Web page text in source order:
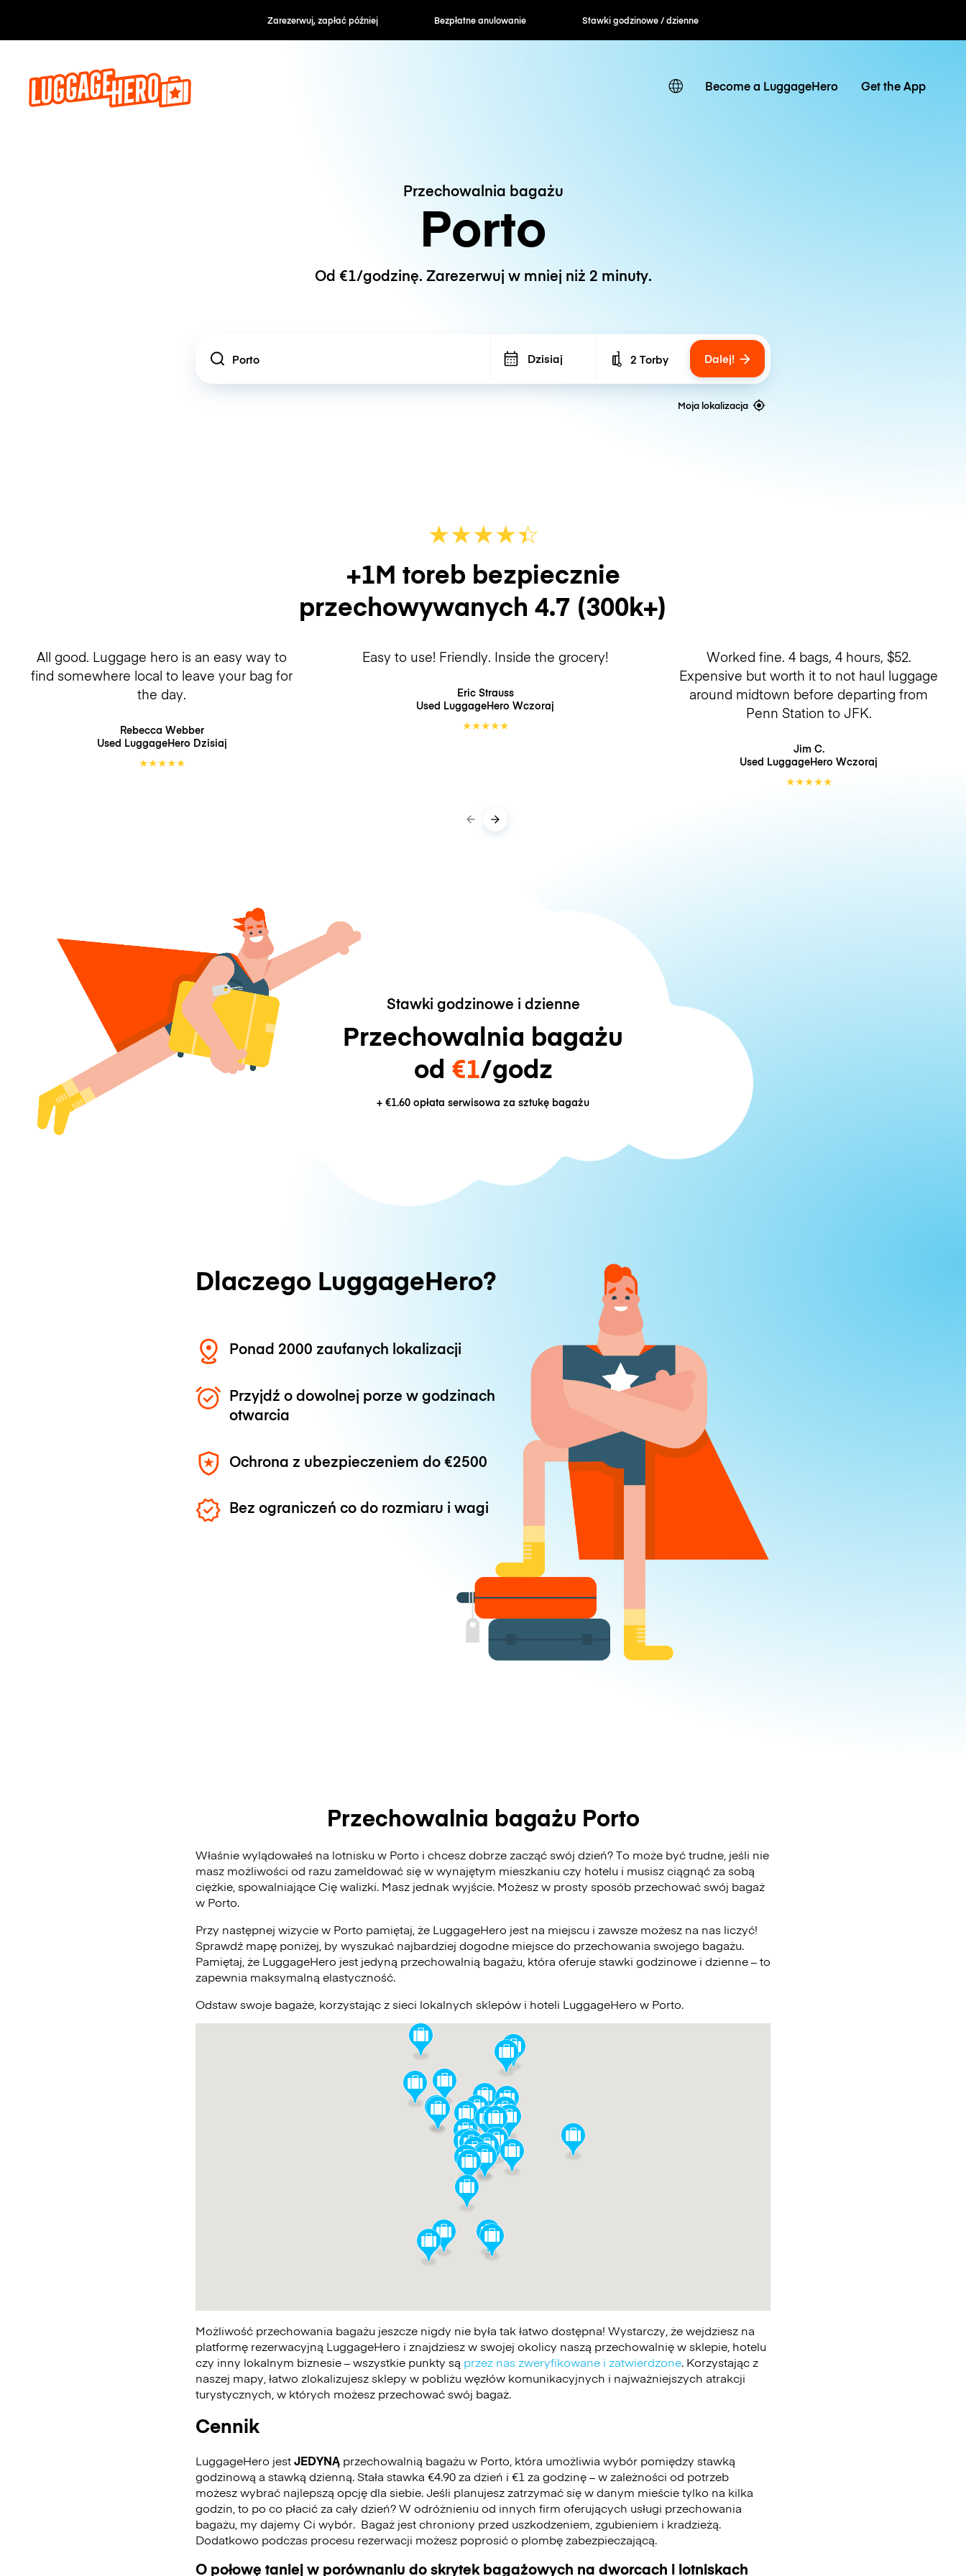
Zarezerwuj, zapłać później Bezpłatne anulowanie Stawki godzinowe / dzienne
Become a LuggageHero Get the App
Przechowalnia bagażu
Porto
Od €1/godzinę. Zarezerwuj w mniej niż 2 minuty.
Location Dzisiaj Number of bags
2 Torby Dalej!
Moja lokalizacja
★★★★☆
★
+1M toreb bezpiecznie
przechowywanych 4.7 (300k+)
All good. Luggage hero is an easy way to
find somewhere local to leave your bag for
the day.
Rebecca Webber
Used LuggageHero Dzisiaj
★★★★★
Easy to use! Friendly. Inside the grocery!
Eric Strauss
Used LuggageHero Wczoraj
★★★★★
Worked fine. 4 bags, 4 hours, $52.
Expensive but worth it to not haul luggage
around midtown before departing from
Penn Station to JFK.
Jim C.
Used LuggageHero Wczoraj
★★★★★
Stawki godzinowe i dzienne
Przechowalnia bagażu
od €1/godz
+ €1.60 opłata serwisowa za sztukę bagażu
Dlaczego LuggageHero?
Ponad 2000 zaufanych lokalizacji
Przyjdź o dowolnej porze w godzinach
otwarcia
Ochrona z ubezpieczeniem do €2500
Bez ograniczeń co do rozmiaru i wagi
Przechowalnia bagażu Porto
Właśnie wylądowałeś na lotnisku w Porto i chcesz dobrze zacząć swój dzień? To może być trudne, jeśli nie
masz możliwości od razu zameldować się w wynajętym mieszkaniu czy hotelu i musisz ciągnąć za sobą
ciężkie, spowalniające Cię walizki. Masz jednak wyjście. Możesz w prosty sposób przechować swój bagaż
w Porto.
Przy następnej wizycie w Porto pamiętaj, że LuggageHero jest na miejscu i zawsze możesz na nas liczyć!
Sprawdź mapę poniżej, by wyszukać najbardziej dogodne miejsce do przechowania swojego bagażu.
Pamiętaj, że LuggageHero jest jedyną przechowalnią bagażu, która oferuje stawki godzinowe i dzienne – to
zapewnia maksymalną elastyczność.
Odstaw swoje bagaże, korzystając z sieci lokalnych sklepów i hoteli LuggageHero w Porto.
Możliwość przechowania bagażu jeszcze nigdy nie była tak łatwo dostępna! Wystarczy, że wejdziesz na
platformę rezerwacyjną LuggageHero i znajdziesz w swojej okolicy naszą przechowalnię w sklepie, hotelu
czy inny lokalnym biznesie – wszystkie punkty są przez nas zweryfikowane i zatwierdzone. Korzystając z
naszej mapy, łatwo zlokalizujesz sklepy w pobliżu węzłów komunikacyjnych i najważniejszych atrakcji
turystycznych, w których możesz przechować swój bagaż.
Cennik
LuggageHero jestJEDYNĄ przechowalnią bagażu w Porto, która umożliwia wybór pomiędzy stawką
godzinową a stawką dzienną. Stała stawka €4.90 za dzień i €1 za godzinę – w zależności od potrzeb
możesz wybrać najlepszą opcję dla siebie. Jeśli planujesz zatrzymać się w danym mieście tylko na kilka
godzin, to po co płacić za cały dzień? W odróżnieniu od innych firm oferujących usługi przechowania
bagażu, my dajemy Ci wybór. Bagaż jest chroniony przed uszkodzeniem, zgubieniem i kradzieżą.
Dodatkowo podczas procesu rezerwacji możesz poprosić o plombę zabezpieczającą.
O połowę taniej w porównaniu do skrytek bagażowych na dworcach i lotniskach